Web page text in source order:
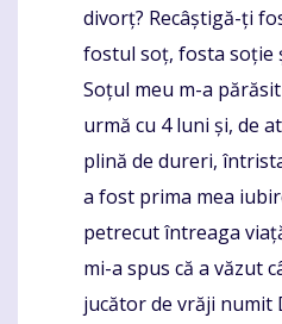
divorț? Recâștigă-ți
fostul soț, fosta soție
Soțul meu m-a
urmă cu 4 luni și, de
plină de dureri,
a fost prima mea
petrecut întreaga
mi-a spus că a văzut
jucător de vrăji numit